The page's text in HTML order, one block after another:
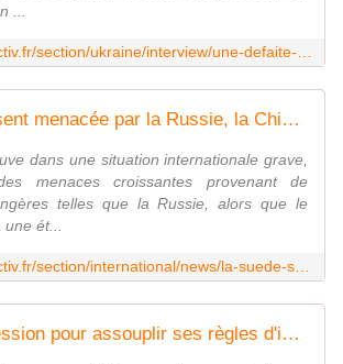
...
La Suède se sent menacée par la Russie, la Chine et l'Iran
dans une situation internationale grave,
menaces croissantes provenant de
telles que la Russie, alors que le
ét...
L'UE sous pression pour assouplir ses règles d'investissement en faveur de la défense